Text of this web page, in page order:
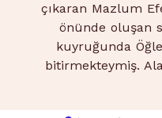
çıkaran Mazlum
önünde oluşan
kuyruğunda
bitirmekteymiş.